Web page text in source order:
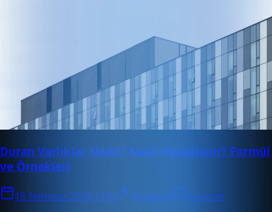
Duran Varlıklar Nedir? Nasıl Hesaplanır? Formül
ve Örnekleri
18 Temmuz 2026 11:55 Enabase
0 yorum